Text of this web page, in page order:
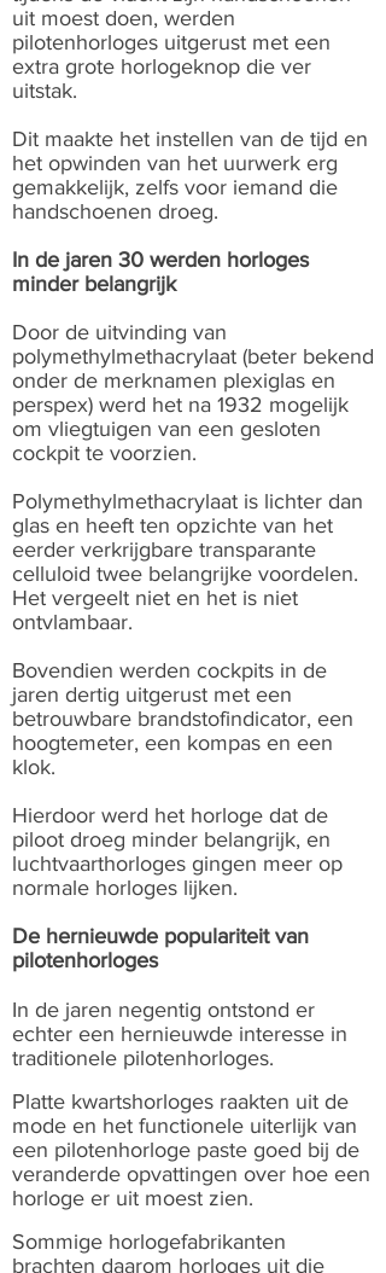
uit moest doen, werden
pilotenhorloges uitgerust met een
extra grote horlogeknop die ver
uitstak.
Dit maakte het instellen van de tijd en
het opwinden van het uurwerk erg
gemakkelijk, zelfs voor iemand die
handschoenen droeg.
In de jaren 30 werden horloges
minder belangrijk
Door de uitvinding van
polymethylmethacrylaat (beter bekend
onder de merknamen plexiglas en
perspex) werd het na 1932 mogelijk
om vliegtuigen van een gesloten
cockpit te voorzien.
Polymethylmethacrylaat is lichter dan
glas en heeft ten opzichte van het
eerder verkrijgbare transparante
celluloid twee belangrijke voordelen.
Het vergeelt niet en het is niet
ontvlambaar.
Bovendien werden cockpits in de
jaren dertig uitgerust met een
betrouwbare brandstofindicator, een
hoogtemeter, een kompas en een
klok.
Hierdoor werd het horloge dat de
piloot droeg minder belangrijk, en
luchtvaarthorloges gingen meer op
normale horloges lijken.
De hernieuwde populariteit van
pilotenhorloges
In de jaren negentig ontstond er
echter een hernieuwde interesse in
traditionele pilotenhorloges.
Platte kwartshorloges raakten uit de
mode en het functionele uiterlijk van
een pilotenhorloge paste goed bij de
veranderde opvattingen over hoe een
horloge er uit moest zien.
Sommige horlogefabrikanten
brachten daarom horloges uit die